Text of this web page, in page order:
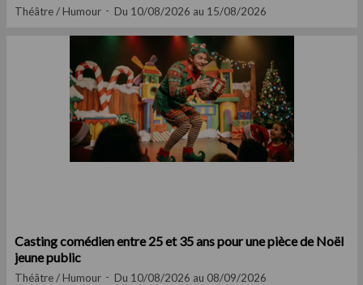
Théâtre / Humour Du 10/08/2026 au 15/08/2026
Casting comédien entre 25 et 35 ans pour une pièce de Noël
jeune public
Théâtre / Humour Du 10/08/2026 au 08/09/2026